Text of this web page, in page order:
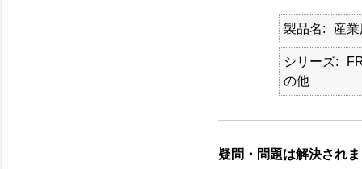
製品名 産
シリーズ
の他
疑問・問題は解決され